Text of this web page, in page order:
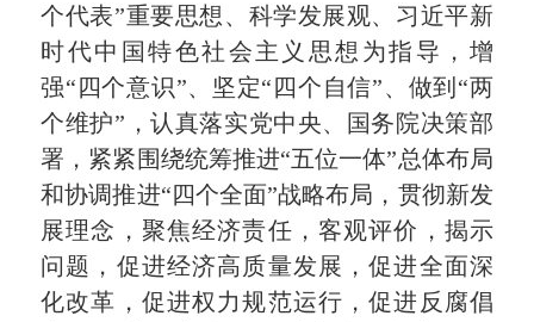
个代表”重要思想、科学发展观、习近平新
时代中国特色社会主义思想为指导，增
强“四个意识”、坚定“四个自信”、做到“两
个维护”，认真落实党中央、国务院决策部
署，紧紧围绕统筹推进“五位一体”总体布局
和协调推进“四个全面”战略布局，贯彻新发
展理念，聚焦经济责任，客观评价，揭示
问题，促进经济高质量发展，促进全面深
化改革，促进权力规范运行，促进反腐倡